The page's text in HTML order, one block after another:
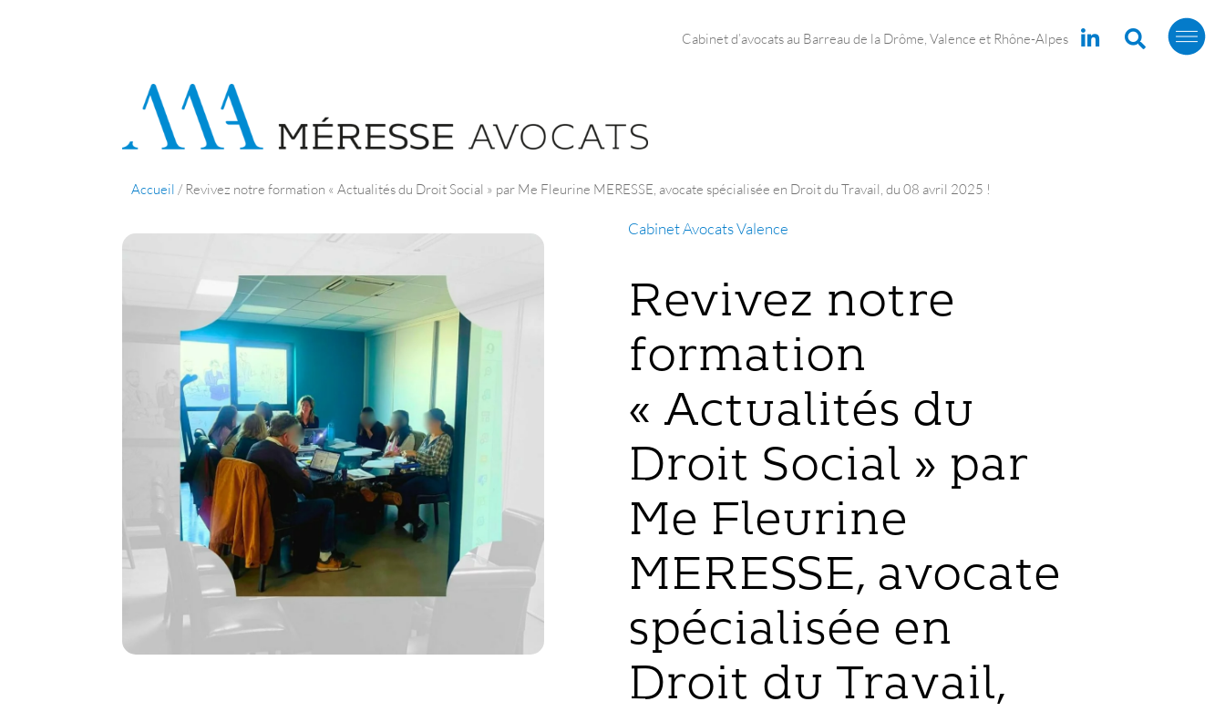
Cabinet d’avocats au Barreau de la Drôme, Valence et Rhône-Alpes
Accueil / Revivez notre formation « Actualités du Droit Social » par Me Fleurine MERESSE, avocate spécialisée en Droit du Travail, du 08 avril 2025 !
Cabinet Avocats Valence
Revivez notre
formation
« Actualités du
Droit Social » par
Me Fleurine
MERESSE, avocate
spécialisée en
Droit du Travail,